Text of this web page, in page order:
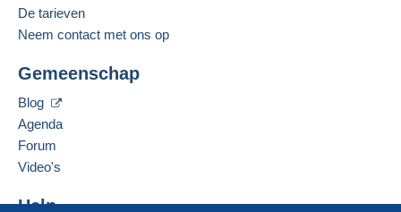
De tarieven
Neem contact met ons op
Gemeenschap
Blog
Agenda
Forum
Video's
Help